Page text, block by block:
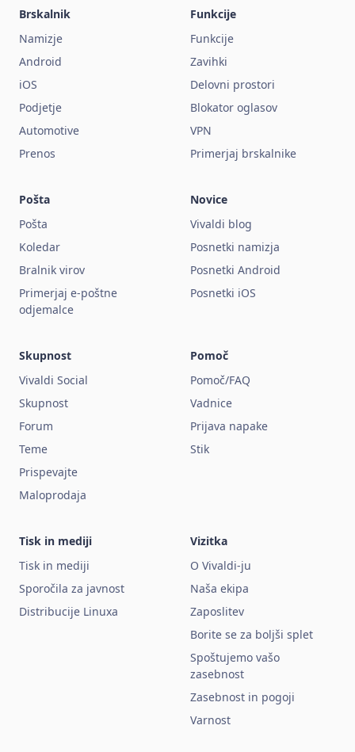
Brskalnik
Namizje
Android
iOS
Podjetje
Automotive
Prenos
Funkcije
Funkcije
Zavihki
Delovni prostori
Blokator oglasov
VPN
Primerjaj brskalnike
Pošta
Pošta
Koledar
Bralnik virov
Primerjaj e-poštne
odjemalce
Novice
Vivaldi blog
Posnetki namizja
Posnetki Android
Posnetki iOS
Skupnost
Vivaldi Social
Skupnost
Forum
Teme
Prispevajte
Maloprodaja
Pomoč
Pomoč/FAQ
Vadnice
Prijava napake
Stik
Tisk in mediji
Tisk in mediji
Sporočila za javnost
Distribucije Linuxa
Vizitka
O Vivaldi-ju
Naša ekipa
Zaposlitev
Borite se za boljši splet
Spoštujemo vašo
zasebnost
Zasebnost in pogoji
Varnost